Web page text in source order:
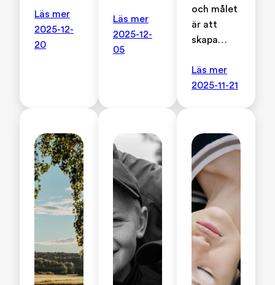
Läs mer
2025-12-
20
Läs mer
2025-12-
05
och målet
är att
skapa…
Läs mer
2025-11-21